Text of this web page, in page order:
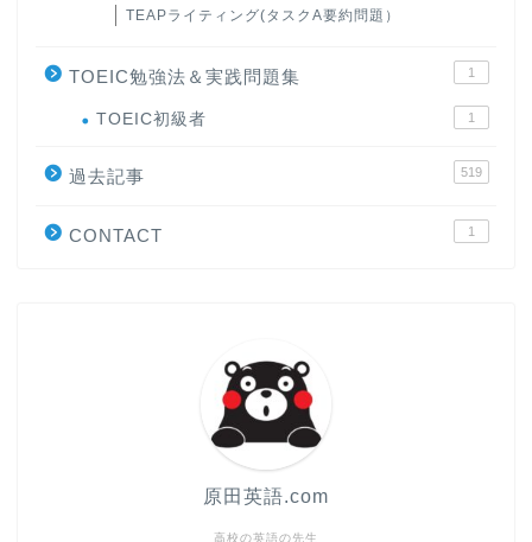
TEAPライティング(タスクA要約問題）
TOEIC勉強法＆実践問題集 1
TOEIC初級者 1
過去記事 519
CONTACT 1
高校の英語の先生
原田英語.com
大学入試英語対策講座
英語名言・格言・カッコい
い英語＆素敵な英文フレー